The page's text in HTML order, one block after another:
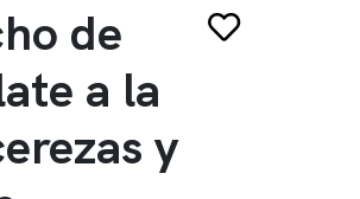
de
a la
y